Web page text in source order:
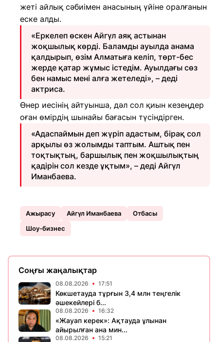
жеті айлық сәбиімен анасының үйіне оралғанын
еске алды.
«Еркелеп өскен Айгүл аяқ астынан
жоқшылық көрді. Баламды ауылда анама
қалдырып, өзім Алматыға келіп, төрт-бес
жерде қатар жұмыс істедім. Ауылдағы сөз
бен намыс мені алға жетеледі», – деді
актриса.
Өнер иесінің айтуынша, дәл сол қиын кезеңдер
оған өмірдің шынайы бағасын түсіндірген.
«Адаспаймын деп жүріп адастым, бірақ сол
арқылы өз жолымды таптым. Аштық пен
тоқтықтың, баршылық пен жоқшылықтың
қадірін сол кезде ұқтым», – деді Айгүл
Иманбаева.
Ажырасу Айгүл Иманбаева
Отбасы
Шоу-бизнес
Соңғы жаңалықтар
08.08.2026 17:51
Көкшетауда тұрғын 3,4 млн теңгелік
әшекейлері б...
08.08.2026 16:32
«Жауап керек»: Ақтауда ұлынан
айырылған ана мин...
08.08.2026 15:21